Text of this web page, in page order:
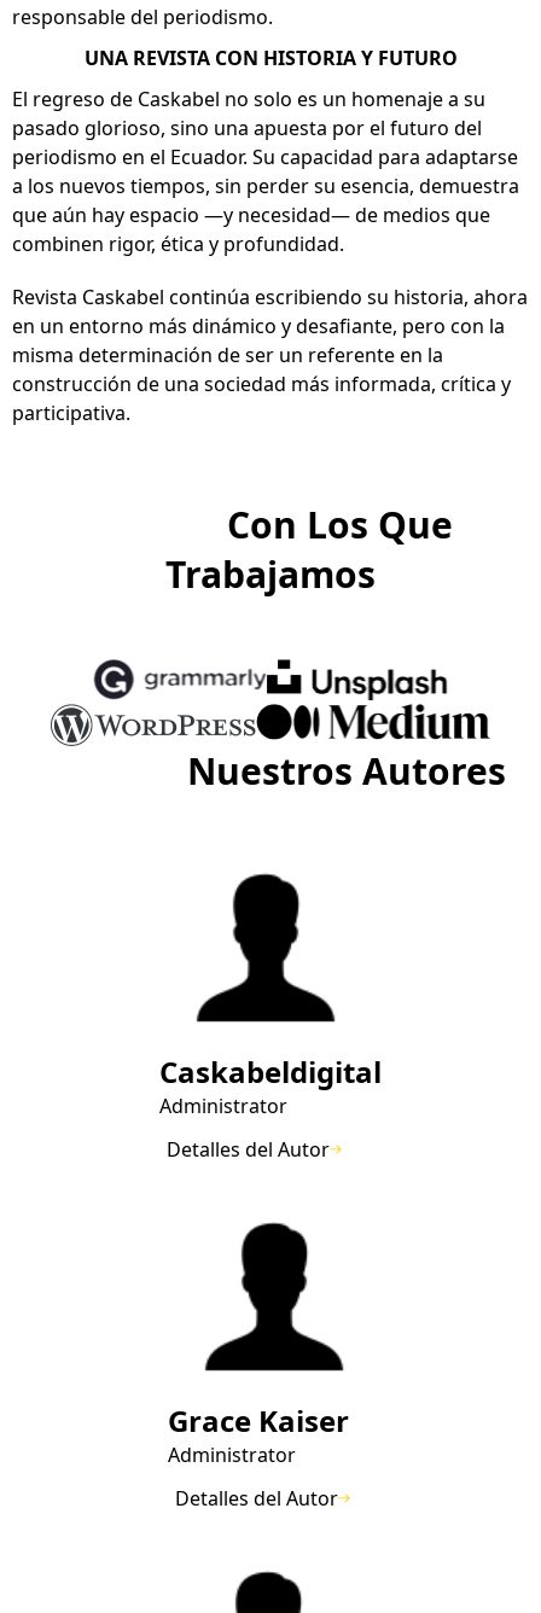
responsable del periodismo.
UNA REVISTA CON HISTORIA Y FUTURO
El regreso de Caskabel no solo es un homenaje a su
pasado glorioso, sino una apuesta por el futuro del
periodismo en el Ecuador. Su capacidad para adaptarse
a los nuevos tiempos, sin perder su esencia, demuestra
que aún hay espacio —y necesidad— de medios que
combinen rigor, ética y profundidad.
Revista Caskabel continúa escribiendo su historia, ahora
en un entorno más dinámico y desafiante, pero con la
misma determinación de ser un referente en la
construcción de una sociedad más informada, crítica y
participativa.
Con Los Que
Trabajamos
Nuestros Autores
Caskabeldigital
Administrator
Detalles del Autor
Grace Kaiser
Administrator
Detalles del Autor